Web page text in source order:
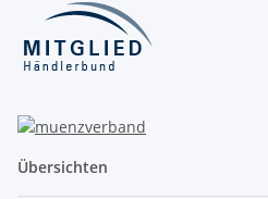
Übersichten